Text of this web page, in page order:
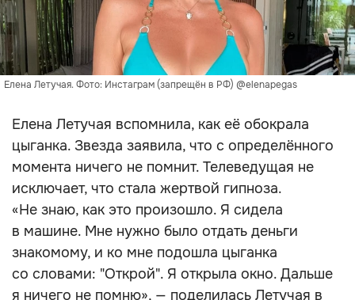
Елена Летучая. Фото: Инстаграм (запрещён в РФ) @elenapegas
Елена Летучая вспомнила, как её обокрала
цыганка. Звезда заявила, что с определённого
момента ничего не помнит. Телеведущая не
исключает, что стала жертвой гипноза.
«Не знаю, как это произошло. Я сидела
в машине. Мне нужно было отдать деньги
знакомому, и ко мне подошла цыганка
со словами: "Открой". Я открыла окно. Дальше
я ничего не помню», — поделилась Летучая в